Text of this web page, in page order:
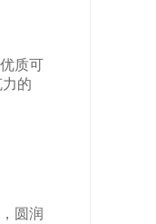
质可
的
圆润